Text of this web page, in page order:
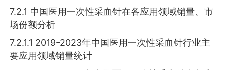
7.2.1 中国医用一次性采血针在各应用领域销量、市
场份额分析
7.2.1.1 2019-2023年中国医用一次性采血针行业主
要应用领域销量统计